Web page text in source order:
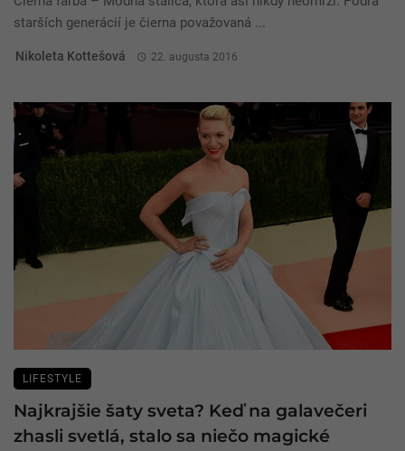
starších generácií je čierna považovaná ...
Nikoleta Kottešová 22. augusta 2016
LIFESTYLE
Najkrajšie šaty sveta? Keď na galavečeri
zhasli svetlá, stalo sa niečo magické